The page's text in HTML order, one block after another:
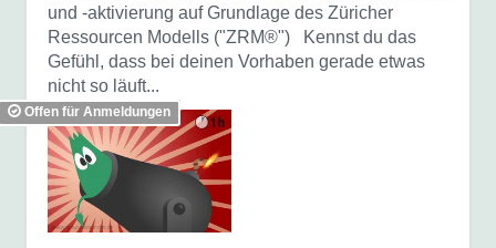
und -aktivierung auf Grundlage des Züricher
Ressourcen Modells ("ZRM®") Kennst du das
Gefühl, dass bei deinen Vorhaben gerade etwas
nicht so läuft...
Offen für Anmeldungen